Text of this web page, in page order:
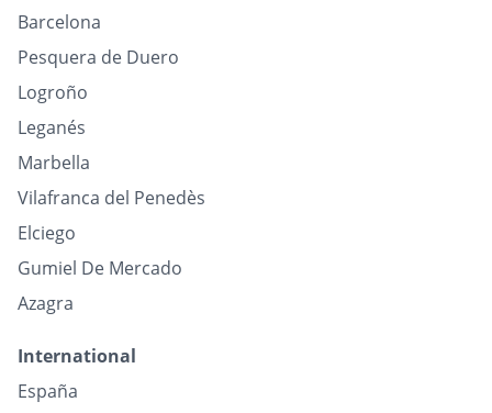
Barcelona
Pesquera de Duero
Logroño
Leganés
Marbella
Vilafranca del Penedès
Elciego
Gumiel De Mercado
Azagra
International
España